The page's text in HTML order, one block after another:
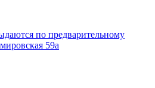
по предварительному
59а